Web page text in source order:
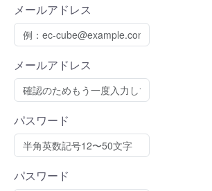
メールアドレス
メールアドレス
パスワード
パスワード